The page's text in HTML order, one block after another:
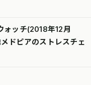
ォッチ(2018年12月
ドピアのストレスチェ